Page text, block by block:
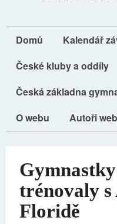
Domů
Kalendář
České kluby a oddíly
Česká základna
O webu
Autoři
trénovaly
Floridě